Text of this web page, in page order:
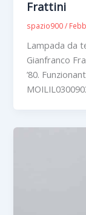
Frattini
spazio900/
Lampada da
Gianfranco
’80.